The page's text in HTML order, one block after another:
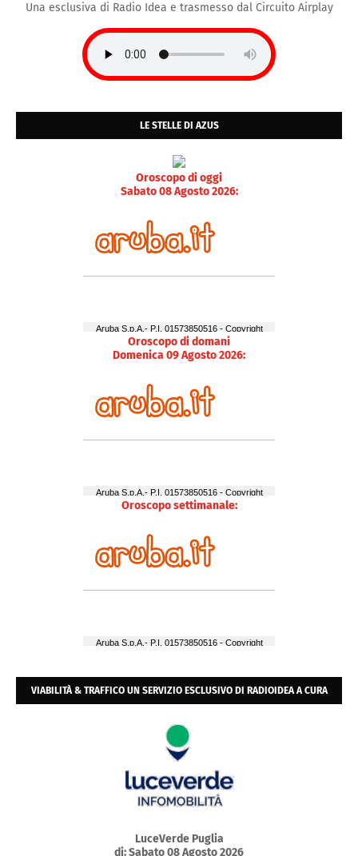
Una esclusiva di Radio Idea e trasmesso dal Circuito Airplay
LE STELLE DI AZUS
Oroscopo di oggi
Sabato 08 Agosto 2026:
Oroscopo di domani
Domenica 09 Agosto 2026:
Oroscopo settimanale:
VIABILITÀ & TRAFFICO UN SERVIZIO ESCLUSIVO DI RADIOIDEA A CURA
LuceVerde Puglia
di: Sabato 08 Agosto 2026